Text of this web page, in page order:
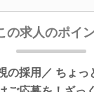
の求人のポイ
の採用／ ちょっ